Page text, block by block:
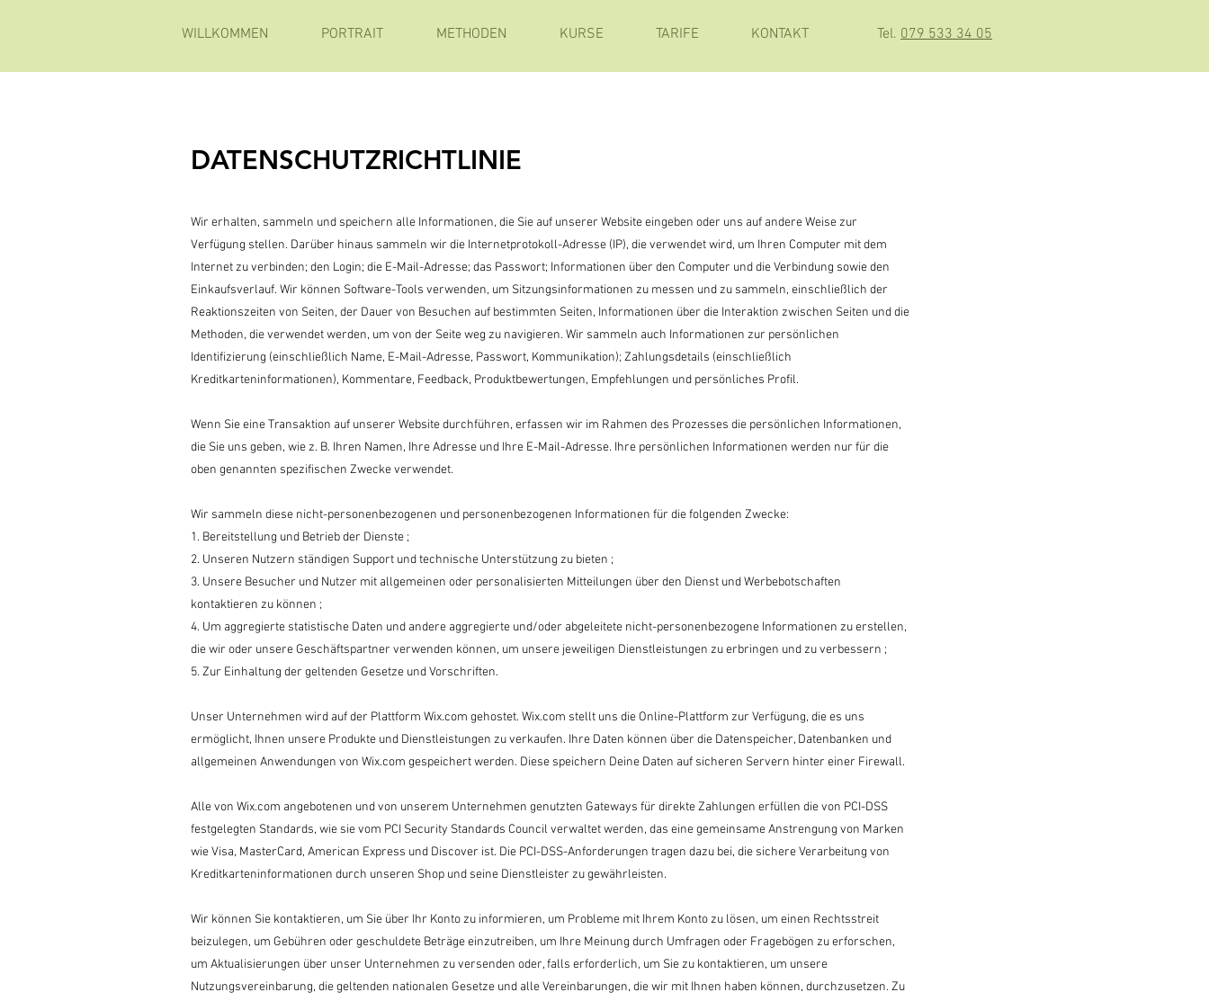
WILLKOMMEN PORTRAIT METHODEN KURSE TARIFE KONTAKT Tel. 079 533 34 05
DATENSCHUTZRICHTLINIE
Wir erhalten, sammeln und speichern alle Informationen, die Sie auf unserer Website eingeben oder uns auf andere Weise zur
Verfügung stellen. Darüber hinaus sammeln wir die Internetprotokoll-Adresse (IP), die verwendet wird, um Ihren Computer mit dem
Internet zu verbinden; den Login; die E-Mail-Adresse; das Passwort; Informationen über den Computer und die Verbindung sowie den
Einkaufsverlauf. Wir können Software-Tools verwenden, um Sitzungsinformationen zu messen und zu sammeln, einschließlich der
Reaktionszeiten von Seiten, der Dauer von Besuchen auf bestimmten Seiten, Informationen über die Interaktion zwischen Seiten und die
Methoden, die verwendet werden, um von der Seite weg zu navigieren. Wir sammeln auch Informationen zur persönlichen
Identifizierung (einschließlich Name, E-Mail-Adresse, Passwort, Kommunikation); Zahlungsdetails (einschließlich
Kreditkarteninformationen), Kommentare, Feedback, Produktbewertungen, Empfehlungen und persönliches Profil.
Wenn Sie eine Transaktion auf unserer Website durchführen, erfassen wir im Rahmen des Prozesses die persönlichen Informationen,
die Sie uns geben, wie z. B. Ihren Namen, Ihre Adresse und Ihre E-Mail-Adresse. Ihre persönlichen Informationen werden nur für die
oben genannten spezifischen Zwecke verwendet.
Wir sammeln diese nicht-personenbezogenen und personenbezogenen Informationen für die folgenden Zwecke:
1. Bereitstellung und Betrieb der Dienste ;
2. Unseren Nutzern ständigen Support und technische Unterstützung zu bieten ;
3. Unsere Besucher und Nutzer mit allgemeinen oder personalisierten Mitteilungen über den Dienst und Werbebotschaften
kontaktieren zu können ;
4. Um aggregierte statistische Daten und andere aggregierte und/oder abgeleitete nicht-personenbezogene Informationen zu erstellen,
die wir oder unsere Geschäftspartner verwenden können, um unsere jeweiligen Dienstleistungen zu erbringen und zu verbessern ;
5. Zur Einhaltung der geltenden Gesetze und Vorschriften.
Unser Unternehmen wird auf der Plattform Wix.com gehostet. Wix.com stellt uns die Online-Plattform zur Verfügung, die es uns
ermöglicht, Ihnen unsere Produkte und Dienstleistungen zu verkaufen. Ihre Daten können über die Datenspeicher, Datenbanken und
allgemeinen Anwendungen von Wix.com gespeichert werden. Diese speichern Deine Daten auf sicheren Servern hinter einer Firewall.
Alle von Wix.com angebotenen und von unserem Unternehmen genutzten Gateways für direkte Zahlungen erfüllen die von PCI-DSS
festgelegten Standards, wie sie vom PCI Security Standards Council verwaltet werden, das eine gemeinsame Anstrengung von Marken
wie Visa, MasterCard, American Express und Discover ist. Die PCI-DSS-Anforderungen tragen dazu bei, die sichere Verarbeitung von
Kreditkarteninformationen durch unseren Shop und seine Dienstleister zu gewährleisten.
Wir können Sie kontaktieren, um Sie über Ihr Konto zu informieren, um Probleme mit Ihrem Konto zu lösen, um einen Rechtsstreit
beizulegen, um Gebühren oder geschuldete Beträge einzutreiben, um Ihre Meinung durch Umfragen oder Fragebögen zu erforschen,
um Aktualisierungen über unser Unternehmen zu versenden oder, falls erforderlich, um Sie zu kontaktieren, um unsere
Nutzungsvereinbarung, die geltenden nationalen Gesetze und alle Vereinbarungen, die wir mit Ihnen haben können, durchzusetzen. Zu